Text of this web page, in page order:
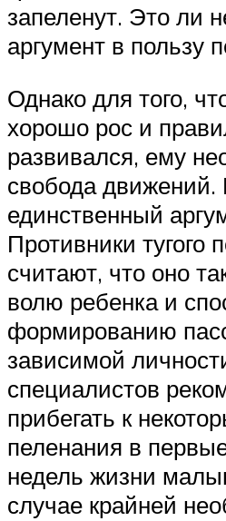
запеленут. Это ли
аргумент в пользу
Однако для того,
хорошо рос и
развивался, ему
свобода движений.
единственный
Противники тугого
считают, что оно
волю ребенка и
формированию
зависимой
специалистов
прибегать к
пеленания в
недель жизни
случае крайней